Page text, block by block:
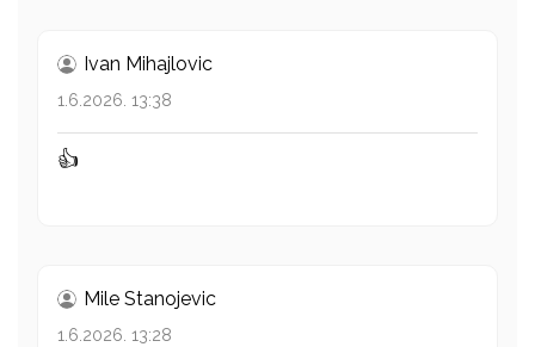
Ivan Mihajlovic
1.6.2026. 13:38
👍
Mile Stanojevic
1.6.2026. 13:28